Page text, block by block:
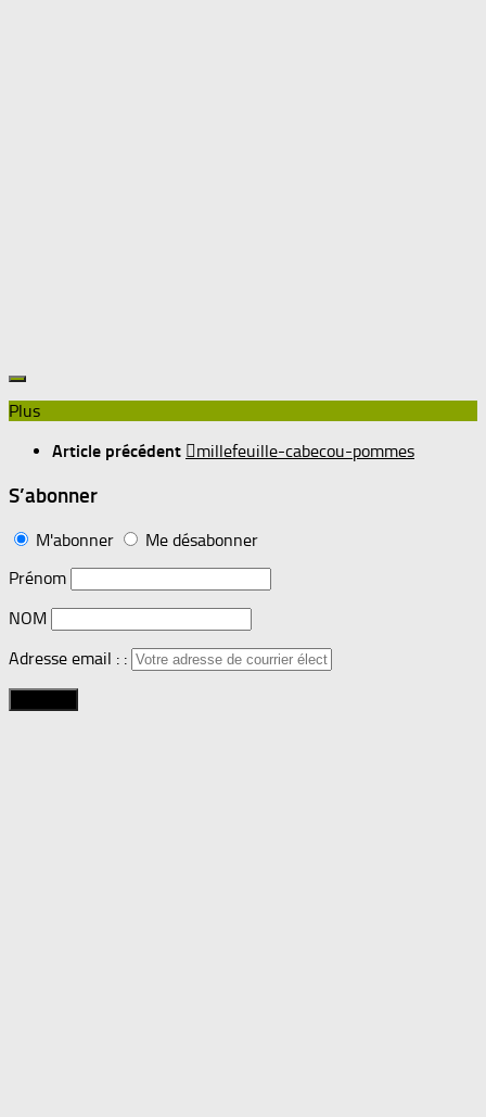
Plus
Article précédent
millefeuille-cabecou-pommes
S’abonner
M'abonner
Me désabonner
Prénom
NOM
Adresse email : :